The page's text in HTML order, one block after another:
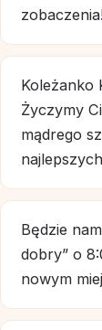
Koleżanko
Życzymy
mądrego
Będzie
dobry” o
nowym